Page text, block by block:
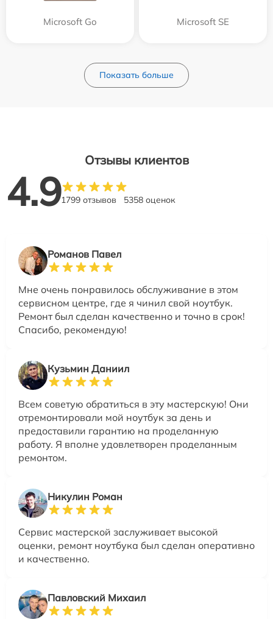
Microsoft Go Microsoft SE
Показать больше
Отзывы клиентов
4.91799 отзывов 5358 оценок
Романов Павел
Мне очень понравилось обслуживание в этом
сервисном центре, где я чинил свой ноутбук.
Ремонт был сделан качественно и точно в срок!
Спасибо, рекомендую!
Кузьмин Даниил
Всем советую обратиться в эту мастерскую! Они
отремонтировали мой ноутбук за день и
предоставили гарантию на проделанную
работу. Я вполне удовлетворен проделанным
ремонтом.
Никулин Роман
Сервис мастерской заслуживает высокой
оценки, ремонт ноутбука был сделан оперативно
и качественно.
Павловский Михаил